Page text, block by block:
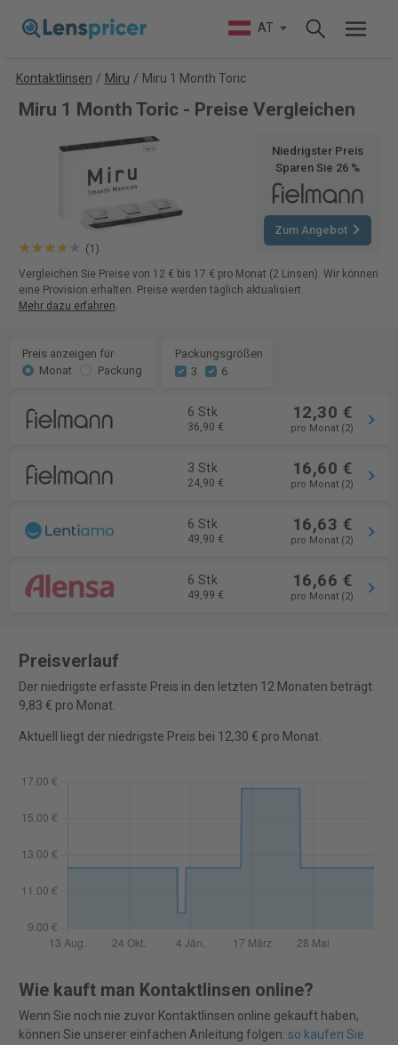
AT
Kontaktlinsen / Miru / Miru 1 Month Toric
Miru 1 Month Toric - Preise Vergleichen
(1)
Niedrigster Preis
Sparen Sie 26 %
Zum Angebot
Vergleichen Sie Preise von 12 € bis 17 € pro Monat (2 Linsen). Wir können
eine Provision erhalten. Preise werden täglich aktualisiert.
Mehr dazu erfahren.
Preis anzeigen für
Monat
Packung
Packungsgrößen
3
6
6 Stk
36,90 €
12,30 €
pro Monat (2)
3 Stk
24,90 €
16,60 €
pro Monat (2)
6 Stk
49,90 €
16,63 €
pro Monat (2)
6 Stk
49,99 €
16,66 €
pro Monat (2)
Preisverlauf
Der niedrigste erfasste Preis in den letzten 12 Monaten beträgt
9,83 € pro Monat.
Aktuell liegt der niedrigste Preis bei 12,30 € pro Monat.
Wie kauft man Kontaktlinsen online?
Wenn Sie noch nie zuvor Kontaktlinsen online gekauft haben,
können Sie unserer einfachen Anleitung folgen: so kaufen Sie